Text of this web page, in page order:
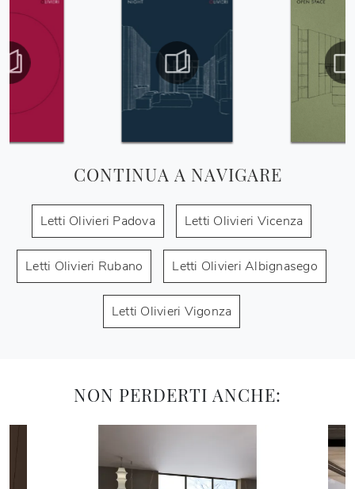
CONTINUA A NAVIGARE
Letti Olivieri Padova Letti Olivieri Vicenza
Letti Olivieri Rubano Letti Olivieri Albignasego
Letti Olivieri Vigonza
NON PERDERTI ANCHE: